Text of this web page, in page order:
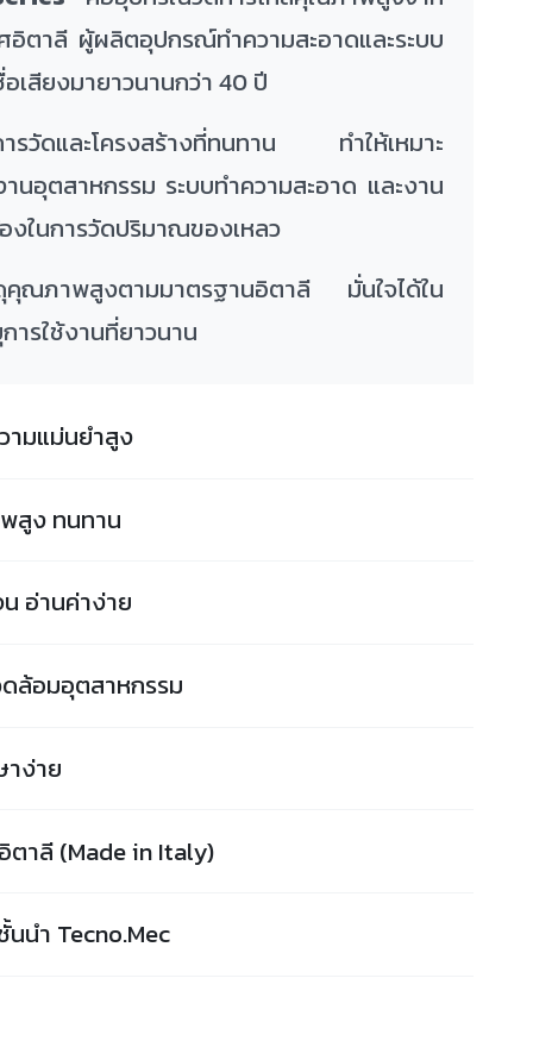
ศอิตาลี ผู้ผลิตอุปกรณ์ทำความสะอาดและระบบ
เสียงมายาวนานกว่า 40 ปี
ารวัดและโครงสร้างที่ทนทาน ทำให้เหมาะ
านอุตสาหกรรม ระบบทำความสะอาด และงาน
ในการวัดปริมาณของเหลว
คุณภาพสูงตามมาตรฐานอิตาลี มั่นใจได้ใน
ารใช้งานที่ยาวนาน
ามแม่นยำสูง
สูง ทนทาน
อ่านค่าง่าย
ล้อมอุตสาหกรรม
ง่าย
ตาลี (Made in Italy)
นำ Tecno.Mec